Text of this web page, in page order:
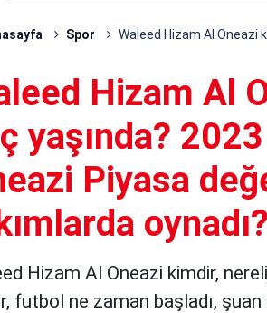
Spor Waleed Hizam Al Oneazi
Hizam Al
yaşında?
Piyasa
oynadı?
Hizam Al Oneazi kimdir,
futbol ne zaman başladı,